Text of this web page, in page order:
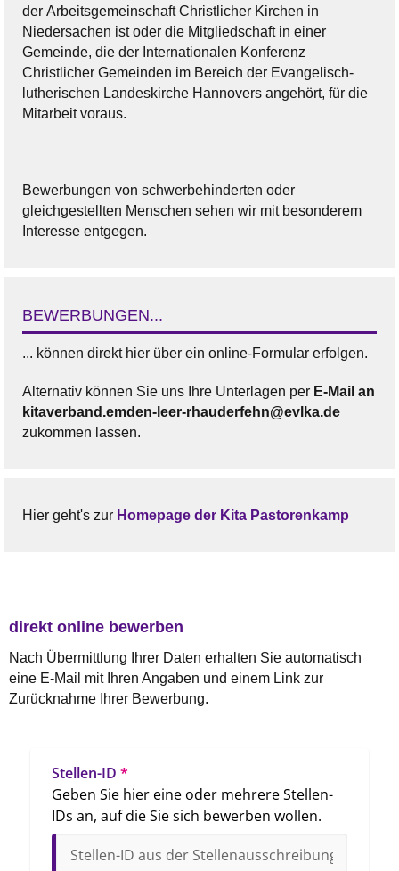
der Arbeitsgemeinschaft Christlicher Kirchen in
Niedersachen ist oder die Mitgliedschaft in einer
Gemeinde, die der Internationalen Konferenz
Christlicher Gemeinden im Bereich der Evangelisch-
lutherischen Landeskirche Hannovers angehört, für die
Mitarbeit voraus.
Bewerbungen von schwerbehinderten oder
gleichgestellten Menschen sehen wir mit besonderem
Interesse entgegen.
BEWERBUNGEN...
... können direkt hier über ein online-Formular erfolgen.
Alternativ können Sie uns Ihre Unterlagen per E-Mail an
kitaverband.emden-leer-rhauderfehn@evlka.de
zukommen lassen.
Hier geht's zur Homepage der Kita Pastorenkamp
direkt online bewerben
Nach Übermittlung Ihrer Daten erhalten Sie automatisch
eine E-Mail mit Ihren Angaben und einem Link zur
Zurücknahme Ihrer Bewerbung.